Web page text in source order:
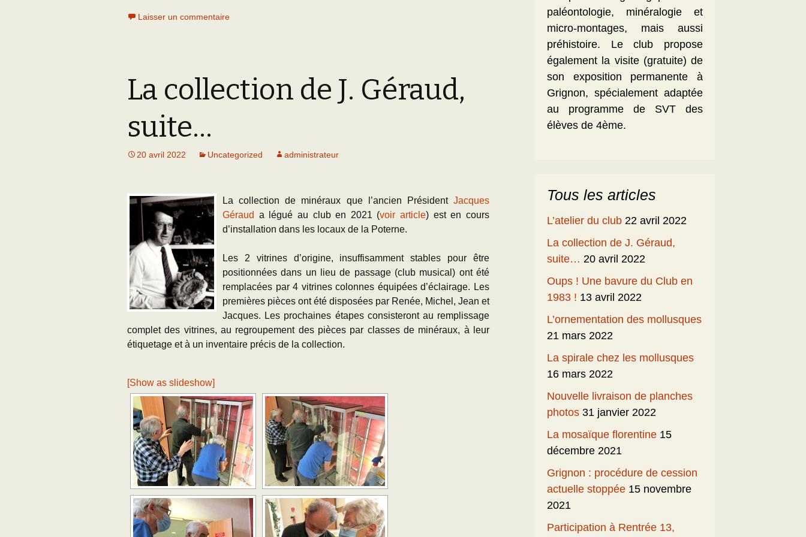
Laisser un commentaire
La collection de J. Géraud,
suite…
20 avril 2022 Uncategorized administrateur
La collection de minéraux que l’ancien Président Jacques
Géraud a légué au club en 2021 (voir article) est en cours
d’installation dans les locaux de la Poterne.
Les 2 vitrines d’origine, insuffisamment stables pour être
positionnées dans un lieu de passage (club musical) ont été
remplacées par 4 vitrines colonnes équipées d’éclairage. Les
premières pièces ont été disposées par Renée, Michel, Jean et
Jacques. Les prochaines étapes consisteront au remplissage
complet des vitrines, au regroupement des pièces par classes de minéraux, à leur
étiquetage et à un inventaire précis de la collection.
[Show as slideshow]
paléontologie, minéralogie et
micro-montages, mais aussi
préhistoire. Le club propose
également la visite (gratuite) de
son exposition permanente à
Grignon, spécialement adaptée
au programme de SVT des
élèves de 4ème.
Tous les articles
L’atelier du club 22 avril 2022
La collection de J. Géraud,
suite… 20 avril 2022
Oups ! Une bavure du Club en
1983 ! 13 avril 2022
L’ornementation des mollusques
21 mars 2022
La spirale chez les mollusques
16 mars 2022
Nouvelle livraison de planches
photos 31 janvier 2022
La mosaïque florentine 15
décembre 2021
Grignon : procédure de cession
actuelle stoppée 15 novembre
2021
Participation à Rentrée 13,